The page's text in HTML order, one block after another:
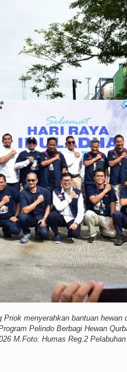
menyerahkan bantuan hewan
Pelindo Berbagi Hewan
M.Foto: Humas Reg.2